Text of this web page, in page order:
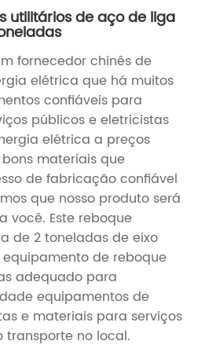
utilitários de aço de liga
fornecedor chinês de
elétrica que há muitos
confiáveis ​​para
públicos e eletricistas
elétrica a preços
materiais que
de fabricação confiável
que nosso produto será
você. Este reboque
de 2 toneladas de eixo
equipamento de reboque
adequado para
equipamentos de
e materiais para serviços
transporte no local.